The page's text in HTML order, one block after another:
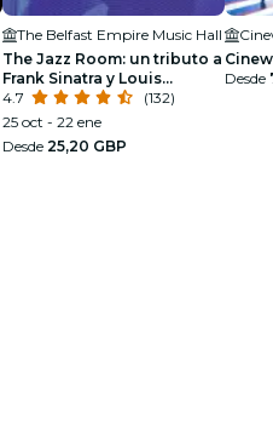
The Belfast Empire Music Hall
The Jazz Room: un tributo a
Frank Sinatra y Louis
Armstrong
4.7
(132)
25 oct - 22 ene
Desde 25,20 GBP
Desde